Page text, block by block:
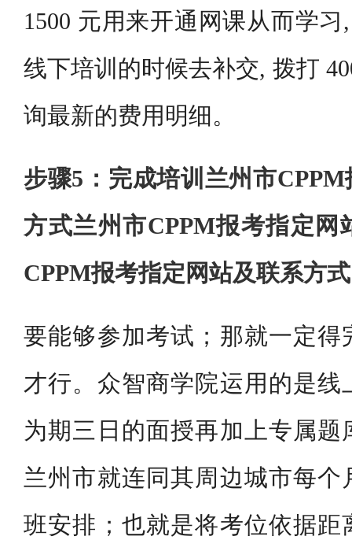
1500 元用来开通网课从而学
线下培训的时候去补交, 拨打
询最新的费用明细。
步骤5：完成培训兰州市
方式兰州市CPPM报考指定网
CPPM报考指定网站及联系方
要能够参加考试；那就一定得
才行。众智商学院运用的是线
为期三日的面授再加上专属
兰州市就连同其周边城市每个
班安排；也就是将考位依据距